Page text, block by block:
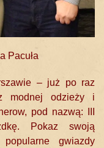
Pacuła
– już po raz
modnej odzieży i
pod nazwą: III
Pokaz swoją
gwiazdy